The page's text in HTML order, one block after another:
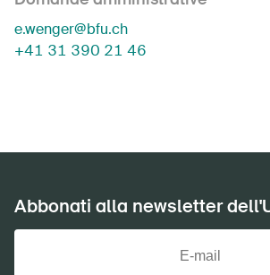
e.wenger@bfu.ch
+41 31 390 21 46
Abbonati alla newsletter